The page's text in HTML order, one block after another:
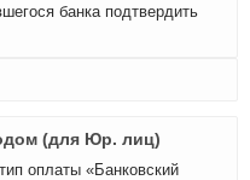
банка подтвердить
(для Юр. лиц)
оплаты «Банковский